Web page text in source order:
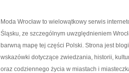
Moda Wrocław to wielowątkowy serwis
Śląsku, ze szczególnym uwzględnieniem
barwną mapę tej części Polski. Strona jest
wskazówki dotyczące zwiedzania, historii,
oraz codziennego życia w miastach i